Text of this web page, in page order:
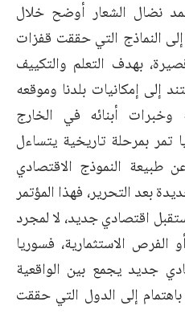
نضال الشعار أوضح خلال
النماذج التي حققت قفزات
بهدف التعلم والتكييف
إمكانيات بلدنا وموقعه
وخبرات أبنائه في الخارج
تمر بمرحلة تاريخية يتساءل
طبيعة النموذج الاقتصادي
بعد التحرير، فهذا المؤتمر
اقتصادي جديد، لا لمجرد
الفرص الاستثمارية، فسوريا
جديد يجمع بين الواقعية
إلى الدول التي حققت